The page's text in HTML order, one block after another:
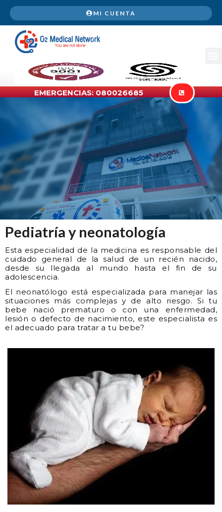
MI CUENTA
EMERGENCIAS: 080026685
Pediatría y neonatología
Esta especialidad de la medicina es responsable del
cuidado general de la salud de un recién nacido,
desde su llegada al mundo hasta el fin de su
adolescencia.
El neonatólogo está especializada para manejar las
situaciones más complejas y de alto riesgo. Si tu
bebe nació prematuro o con una enfermedad,
lesión o defecto de nacimiento, este especialista es
el adecuado para tratar a tu bebe?